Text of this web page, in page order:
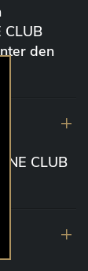
CLUB
den
CLUB